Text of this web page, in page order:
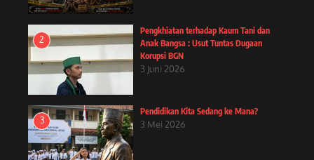
2
Pengkhiatan terhadap Kaum Tani dan
Anak Bangsa : Usut Tuntas Dugaan
Korupsi BGN
3 Juni 2026
3
Pendidikan Kita Sedang ke Mana?
3 Mei 2026